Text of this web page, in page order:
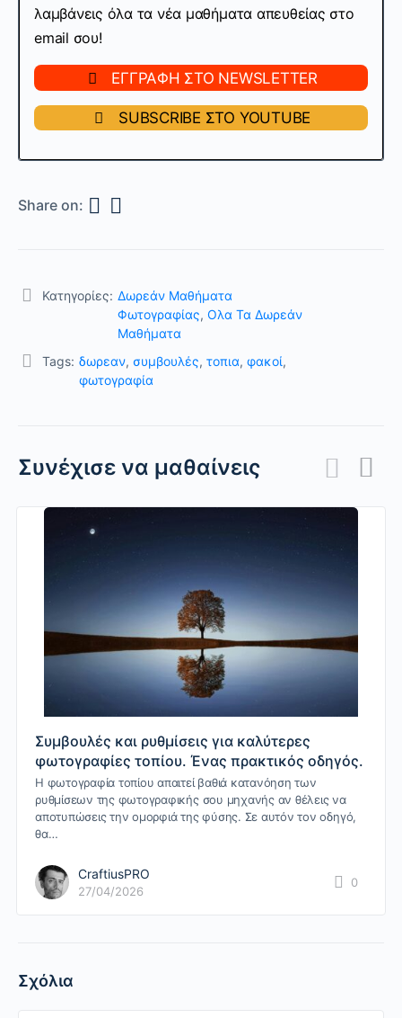
λαμβάνεις όλα τα νέα μαθήματα απευθείας στο
email σου!
ΕΓΓΡΑΦΗ ΣΤΟ NEWSLETTER
SUBSCRIBE ΣΤΟ YOUTUBE
Share on:
Κατηγορίες: Δωρεάν Μαθήματα
Φωτογραφίας, Ολα Τα Δωρεάν
Μαθήματα
Tags: δωρεαν, συμβουλές, τοπια, φακοί,
φωτογραφία
Συνέχισε να μαθαίνεις
Συμβουλές και ρυθμίσεις για καλύτερες
φωτογραφίες τοπίου. Ένας πρακτικός οδηγός.
Η φωτογραφία τοπίου απαιτεί βαθιά κατανόηση των
ρυθμίσεων της φωτογραφικής σου μηχανής αν θέλεις να
αποτυπώσεις την ομορφιά της φύσης. Σε αυτόν τον οδηγό,
θα…
CraftiusPRO
27/04/2026
0
Σχόλια